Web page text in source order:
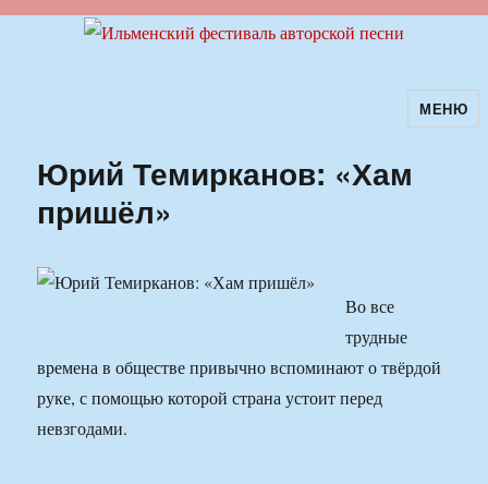
Ильменский фестиваль авторскойМЕНЮ
Юрий Темирканов: «Хам
пришёл»
Во все
трудные
времена в обществе привычно вспоминают о твёрдой
руке, с помощью которой страна устоит перед
невзгодами.